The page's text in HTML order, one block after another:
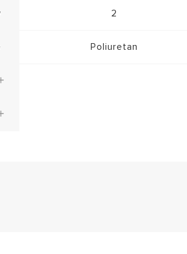
2
Poliuretan